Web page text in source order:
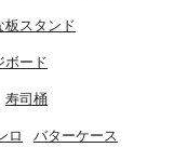
板スタンド
ボード
寿司桶
ロ バターケース